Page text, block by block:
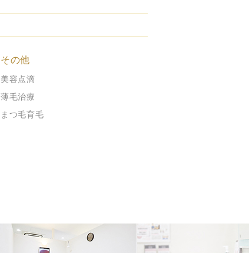
その他
美容点滴
薄毛治療
まつ毛育毛